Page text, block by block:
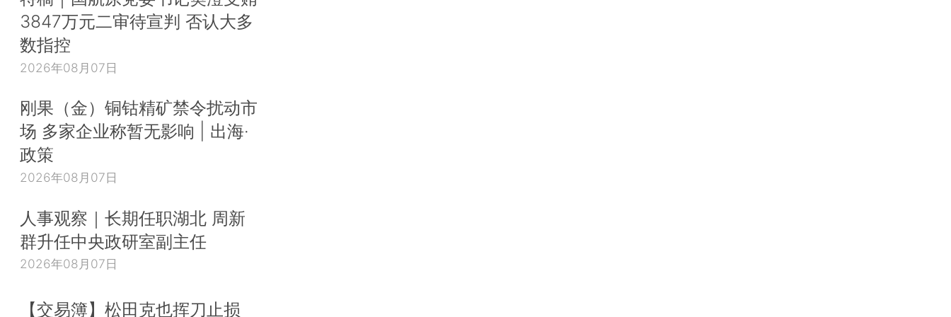
3847万元二审待宣判 否认大多
数指控
2026年08月07日
刚果（金）铜钴精矿禁令扰动市
场 多家企业称暂无影响 | 出海·
政策
2026年08月07日
人事观察｜长期任职湖北 周新
群升任中央政研室副主任
2026年08月07日
【交易簿】松田克也挥刀止损